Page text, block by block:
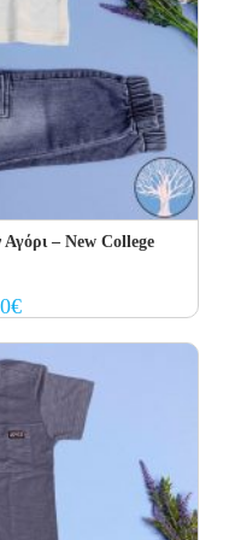
– New College
€Current
price